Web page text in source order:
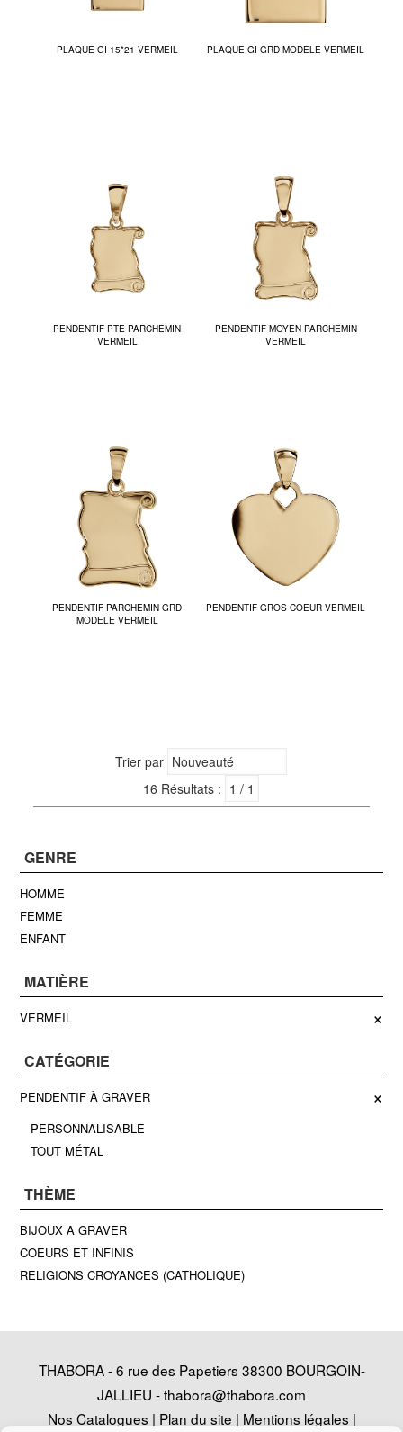
PLAQUE GI 15*21 VERMEIL PLAQUE GI GRD MODELE VERMEIL
PENDENTIF PTE PARCHEMIN
VERMEIL
PENDENTIF MOYEN PARCHEMIN
VERMEIL
PENDENTIF PARCHEMIN GRD
MODELE VERMEIL
PENDENTIF GROS COEUR VERMEIL
Trier par
16 Résultats :
GENRE
HOMME
FEMME
ENFANT
MATIÈRE
VERMEIL ×
CATÉGORIE
PENDENTIF À GRAVER ×
PERSONNALISABLE
TOUT MÉTAL
THÈME
BIJOUX A GRAVER
COEURS ET INFINIS
RELIGIONS CROYANCES (CATHOLIQUE)
THABORA - 6 rue des Papetiers 38300 BOURGOIN-
JALLIEU -thabora@thabora.com
Nos Catalogues | Plan du site | Mentions légales |